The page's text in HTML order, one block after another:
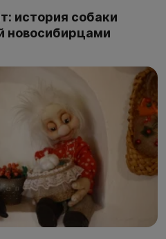
история собаки
новосибирцами